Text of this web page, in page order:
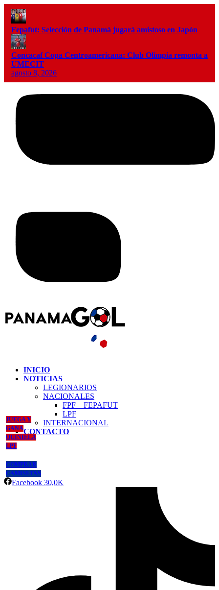
Fepafut: Selección de Panamá jugará amistoso en Japón
Concacaf Copa Centroamericana: Club Olimpia remonta a
UMECIT
agosto 8, 2026
INICIO
NOTICIAS
LEGIONARIOS
NACIONALES
FPF – FEPAFUT
LPF
INTERNACIONAL
CONTACTO
JUEGA Y
GANA
QUINIELA
LPF
COMPRAR
CAMISETAS
Facebook 30,0K